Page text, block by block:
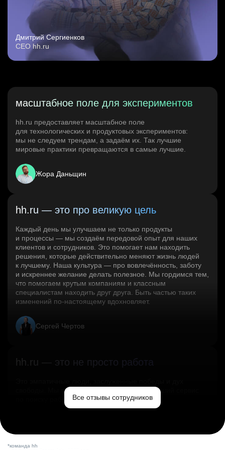
Дмитрий Сергиенков
CEO hh.ru
масштабное поле для экспериментов
hh.ru предоставляет масштабное поле
для технологических и продуктовых экспериментов:
мы не следуем трендам, а задаём их. Так лучшие
мировые практики превращаются в самые лучшие.
Жора Даньщин
hh.ru — это про великую цель
Каждый день мы улучшаем не только продукты
и процессы — мы создаём передовой опыт для наших
клиентов и сотрудников. Это помогает нам находить
решения, которые действительно меняют жизнь людей
к лучшему. Наша культура — про вовлечённость, заботу
и искреннее желание делать полезное. Мы гордимся тем,
что помогаем крутым компаниям и классным
специалистам находить друг друга. Быть частью таких
изменений по‑настоящему вдохновляет.
Сергей Чертов
hh.ru — это не просто работа
свободы. Мы помогаем миру и создаём лучший сервис
по поиску работы в стране.Все отзывы сотрудников
*команда hh